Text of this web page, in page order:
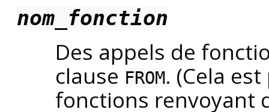
nom_fonction
Des appels de
clause FROM. (Cela
fonctions renvoyant